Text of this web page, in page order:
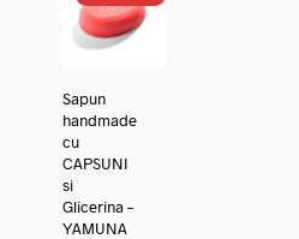
Sapun
handmade
cu
CAPSUNI
si
Glicerina –
YAMUNA